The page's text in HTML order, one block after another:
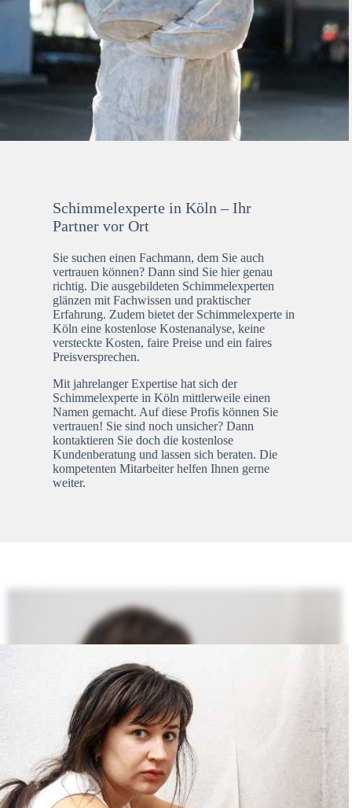
Schimmelexperte in Köln – Ihr
Partner vor Ort
Sie suchen einen Fachmann, dem Sie auch
vertrauen können? Dann sind Sie hier genau
richtig. Die ausgebildeten Schimmelexperten
glänzen mit Fachwissen und praktischer
Erfahrung. Zudem bietet der Schimmelexperte in
Köln eine kostenlose Kostenanalyse, keine
versteckte Kosten, faire Preise und ein faires
Preisversprechen.
Mit jahrelanger Expertise hat sich der
Schimmelexperte in Köln mittlerweile einen
Namen gemacht. Auf diese Profis können Sie
vertrauen! Sie sind noch unsicher? Dann
kontaktieren Sie doch die kostenlose
Kundenberatung und lassen sich beraten. Die
kompetenten Mitarbeiter helfen Ihnen gerne
weiter.